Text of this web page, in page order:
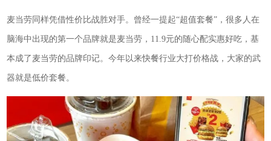
麦当劳同样凭借性价比战胜对手。曾经一提起“超值套餐”，很多人在
脑海中出现的第一个品牌就是麦当劳，11.9元的随心配实惠好吃，基
本成了麦当劳的品牌印记。今年以来快餐行业大打价格战，大家的武
器就是低价套餐。